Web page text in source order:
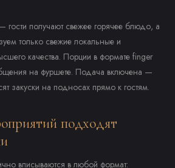
гости получают свежее горячее блюдо, а
только свежие локальные и
качества. Порции в формате finger
на фуршете. Подача включена —
закуски на подносах прямо к гостям.
подходят
вписываются в любой формат: